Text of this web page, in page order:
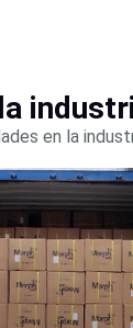
en la